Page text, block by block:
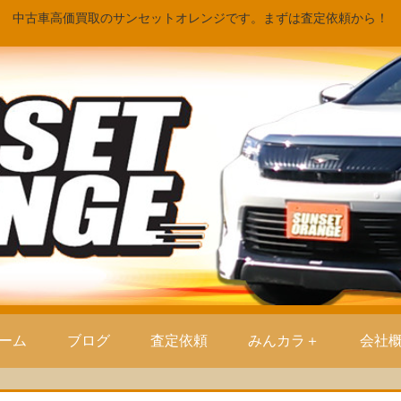
中古車高価買取のサンセットオレンジです。まずは査定依頼から！
ム ブログ 査定依頼 みんカラ＋ 会社